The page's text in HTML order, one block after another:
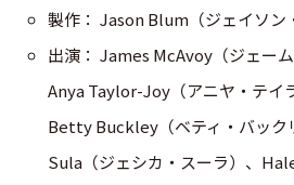
製作： Jason Blum（ジェイソン
出演： James McAvoy（ジェー
Anya Taylor-Joy（アニヤ・テイ
Betty Buckley（ベティ・バック
Sula（ジェシカ・スーラ）、